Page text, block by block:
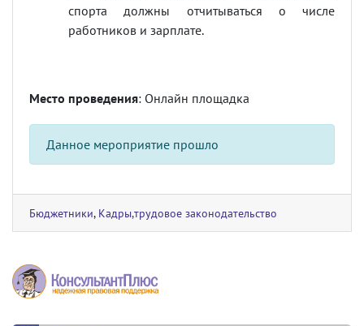
спорта должны отчитываться о числе
работников и зарплате.
Место проведения: Онлайн площадка
Данное мероприятие прошло
Бюджетники, Кадры,трудовое законодательство